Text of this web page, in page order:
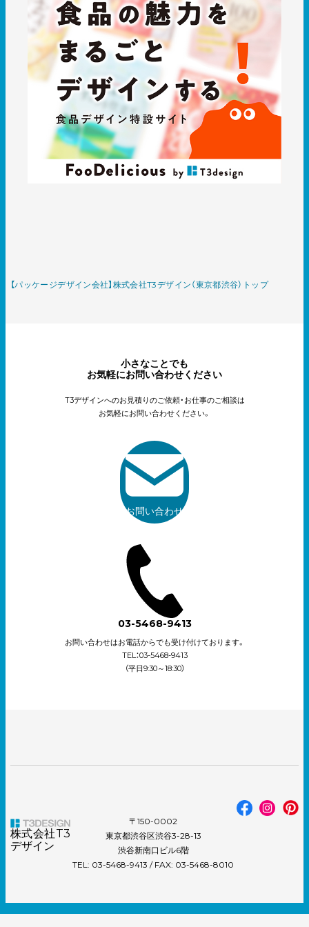
【パッケージデザイン会社】株式会社T3デザイン（東京都渋谷）トップ
小さなことでも
お気軽にお問い合わせください
T3デザインへのお見積りのご依頼・お仕事のご相談は
お気軽にお問い合わせください。
お問い合わせ
03-5468-9413
お問い合わせはお電話からでも受け付けております。
TEL：03-5468-9413
（平日9:30～18:30）
株式会社T3
デザイン
〒150-0002
東京都渋谷区渋谷3-28-13
渋谷新南口ビル6階
TEL: 03-5468-9413 / FAX: 03-5468-8010